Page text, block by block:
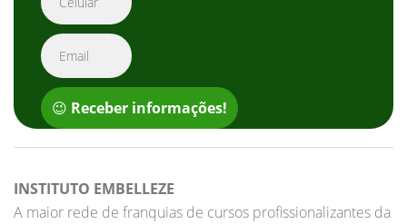
😉 Receber informações!
INSTITUTO EMBELLEZE
A maior rede de franquias de cursos profissionalizantes da